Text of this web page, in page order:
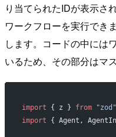
り当てられたIDが表示さ
ワークフローを実行でき
します。コードの中には
いるため、その部分はマ
import { z } from "zod"
import { Agent,